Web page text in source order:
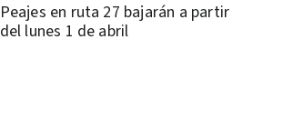
Peajes en ruta 27 bajarán a partir
del lunes 1 de abril